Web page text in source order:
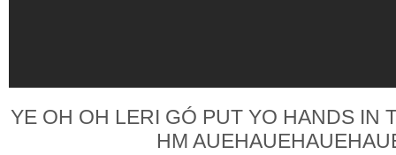
YE OH OH LERI GÓ PUT YO HANDS IN
HM